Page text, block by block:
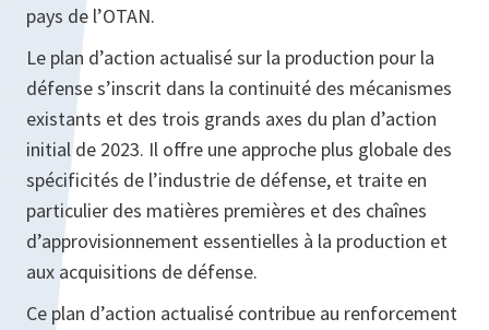
pays de l’OTAN.
Le plan d’action actualisé sur la production pour la
défense s’inscrit dans la continuité des mécanismes
existants et des trois grands axes du plan d’action
initial de 2023. Il offre une approche plus globale des
spécificités de l’industrie de défense, et traite en
particulier des matières premières et des chaînes
d’approvisionnement essentielles à la production et
aux acquisitions de défense.
Ce plan d’action actualisé contribue au renforcement